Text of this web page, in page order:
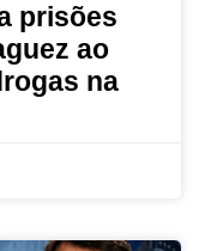
prisões
ao
na